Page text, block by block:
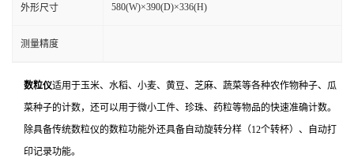
外形尺寸 580(W)×390(D)×336(H)
测量精度
数粒仪适用于玉米、水稻、小麦、黄豆、芝麻、蔬菜等各种农作物种子、瓜
菜种子的计数，还可以用于微小工件、珍珠、药粒等物品的快速准确计数。
除具备传统数粒仪的数粒功能外还具备自动旋转分样（12个转杯）、自动打
印记录功能。